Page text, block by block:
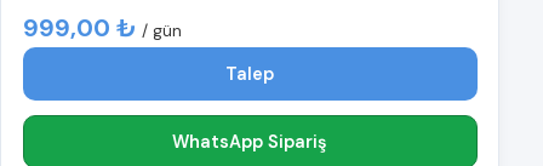
999,00 ₺ / gün
Talep
WhatsApp Sipariş